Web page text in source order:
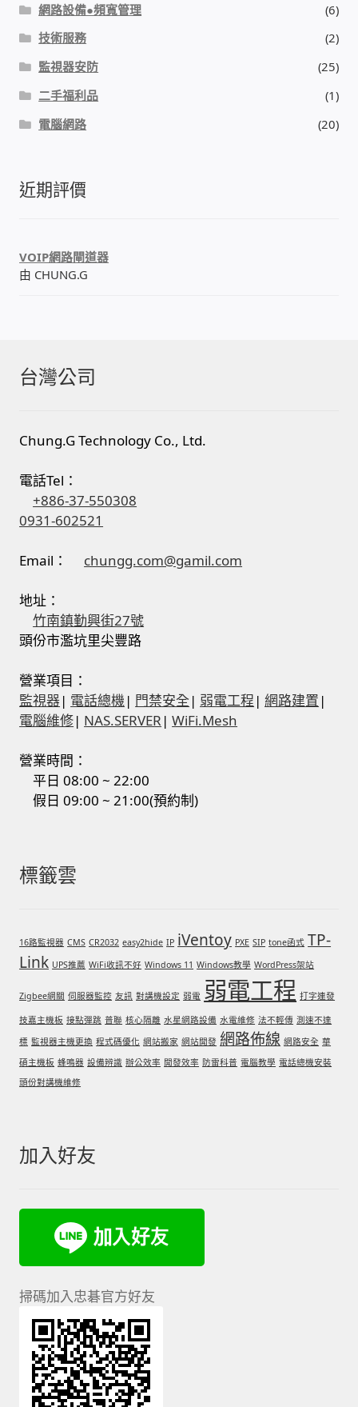
我的帳號
結帳
購物車
網路設備●頻寬管理
(6)
技術服務
(2)
監視器安防
(25)
二手福利品
(1)
電腦網路
(20)
近期評價
VOIP網路閘道器
由 CHUNG.G
台灣公司
Chung.G Technology Co., Ltd.
電話Tel：
+886-37-550308
0931-602521
Email： chungg.com@gamil.com
地址：
竹南鎮勤興街27號
頭份市濫坑里尖豐路
營業項目：
監視器| 電話總機| 門禁安全 | 弱電工程 |網路建置 |
電腦維修| NAS.SERVER |WiFi.Mesh
營業時間：
平日 08:00 ~ 22:00
假日 09:00 ~ 21:00(預約制)
標籤雲
16路監視器 CMS CR2032 easy2hide IP iVentoy PXE SIP tone函式 TP-
Link UPS推薦 WiFi收訊不好 Windows 11 Windows教學 WordPress架站
Zigbee網關 伺服器監控 友訊 對講機設定 弱電 弱電工程 打字連發
技嘉主機板 接點彈跳 普聯 核心隔離 水星網路設備 水電維修 法不輕傳 測速不達
標 監視器主機更換 程式碼優化 網站搬家 網站開發 網路佈線 網路安全 華
碩主機板 蜂鳴器 設備辨識 辦公效率 開發效率 防雷科普 電腦教學 電話總機安裝
頭份對講機維修
加入好友
掃碼加入忠碁官方好友